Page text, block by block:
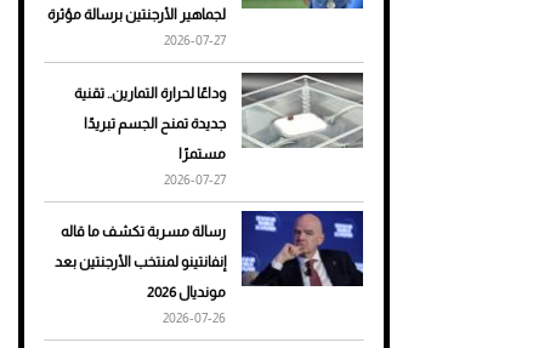
هوى الأبطال
أفضل تدريج للشعر الطويل
لإطلالة جريئة وعصرية
للرجال
لجماهير الأرجنتين برسالة مؤثرة
2026-07-27
وداعًا لحرارة التمارين.. تقنية
جديدة تمنح الجسم تبريدًا
مستمرًا
2026-07-27
رسالة مسربة تكشف ما قاله
إنفانتينو لمنتخب الأرجنتين بعد
مونديال 2026
2026-07-26